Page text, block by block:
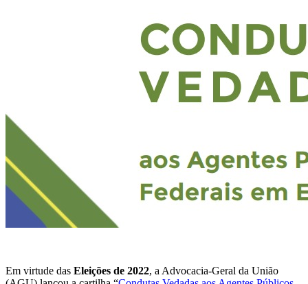
Em virtude das Eleições de 2022, a Advocacia-Geral da União